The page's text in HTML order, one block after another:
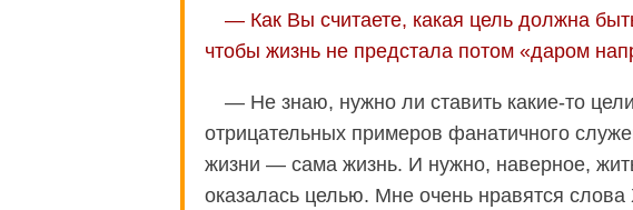
— Как Вы считаете, какая цель должна
чтобы жизнь не предстала потом «даром
— Не знаю, нужно ли ставить какие-то
отрицательных примеров фанатичного
жизни — сама жизнь. И нужно, наверное,
оказалась целью. Мне очень нравятся